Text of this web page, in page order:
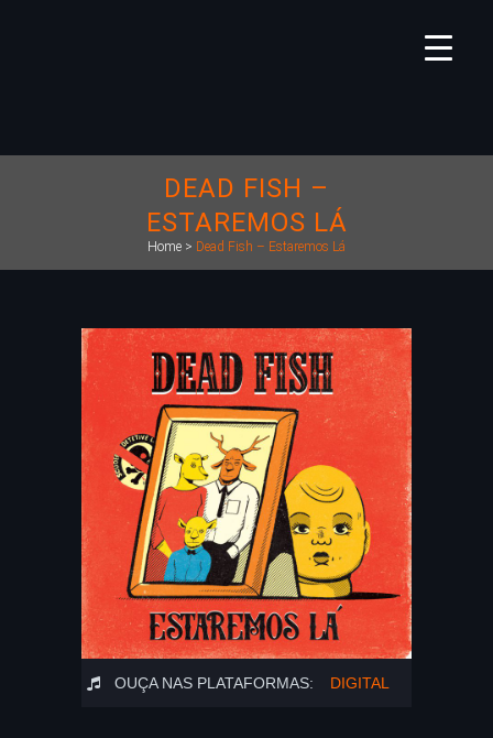
DEAD FISH –
ESTAREMOS LÁ
Home > Dead Fish – Estaremos Lá
OUÇA NAS PLATAFORMAS: DIGITAL